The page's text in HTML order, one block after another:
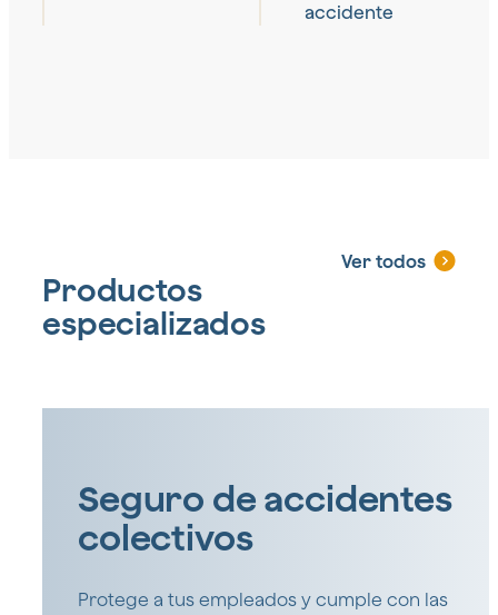
accidente
Productos
especializados
Ver todos
Seguro de accidentes
colectivos
Protege a tus empleados y cumple con las